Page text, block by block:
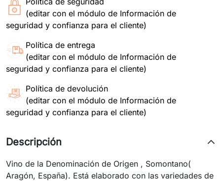
(editar con el módulo de Información de
seguridad y confianza para el cliente)
Política de entrega
(editar con el módulo de Información de
seguridad y confianza para el cliente)
Política de devolución
(editar con el módulo de Información de
seguridad y confianza para el cliente)
Descripción
Vino de la Denominación de Origen , Somontano(
Aragón, España). Está elaborado con las variedades de